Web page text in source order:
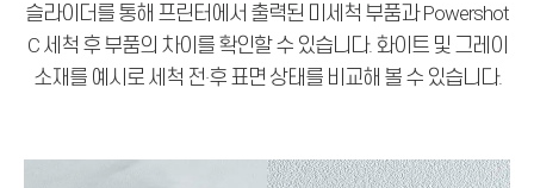
슬라이더를 통해 프린터에서 출력된 미세척 부품과 Powershot
C 세척 후 부품의 차이를 확인할 수 있습니다. 화이트 및 그레이
소재를 예시로 세척 전·후 표면 상태를 비교해 볼 수 있습니다.